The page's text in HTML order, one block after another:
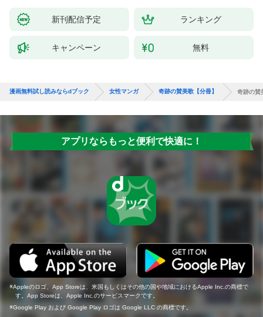
新刊配信予定 ランキング
キャンペーン 無料
漫画無料試し読みならdブック 女性マンガ 奇跡の賛美歌【分冊】 奇跡の賛
アプリならもっと便利で快適に！
Appleのロゴ、App Storeは、米国もしくはその他の国や地域におけるApple Inc.の商標で
す。App Storeは、Apple Inc.のサービスマークです。
Google Play および Google Play ロゴは Google LLC の商標です。